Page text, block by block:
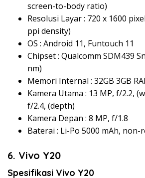
screen-to-body ratio)
Resolusi Layar : 720 x 1600
ppi density)
OS : Android 11, Funtouch 11
Chipset : Qualcomm SDM439
nm)
Memori Internal : 32GB 3GB
Kamera Utama : 13 MP, f/2.2,
f/2.4, (depth)
Kamera Depan : 8 MP, f/1.8
Baterai : Li-Po 5000 mAh, non-
6. Vivo Y20
Spesifikasi Vivo Y20